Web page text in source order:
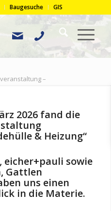
Baugesuche GIS
–
2026 fand die
& Heizung“
eicher+pauli sowie
Gattlen
uns einen
in die Materie.